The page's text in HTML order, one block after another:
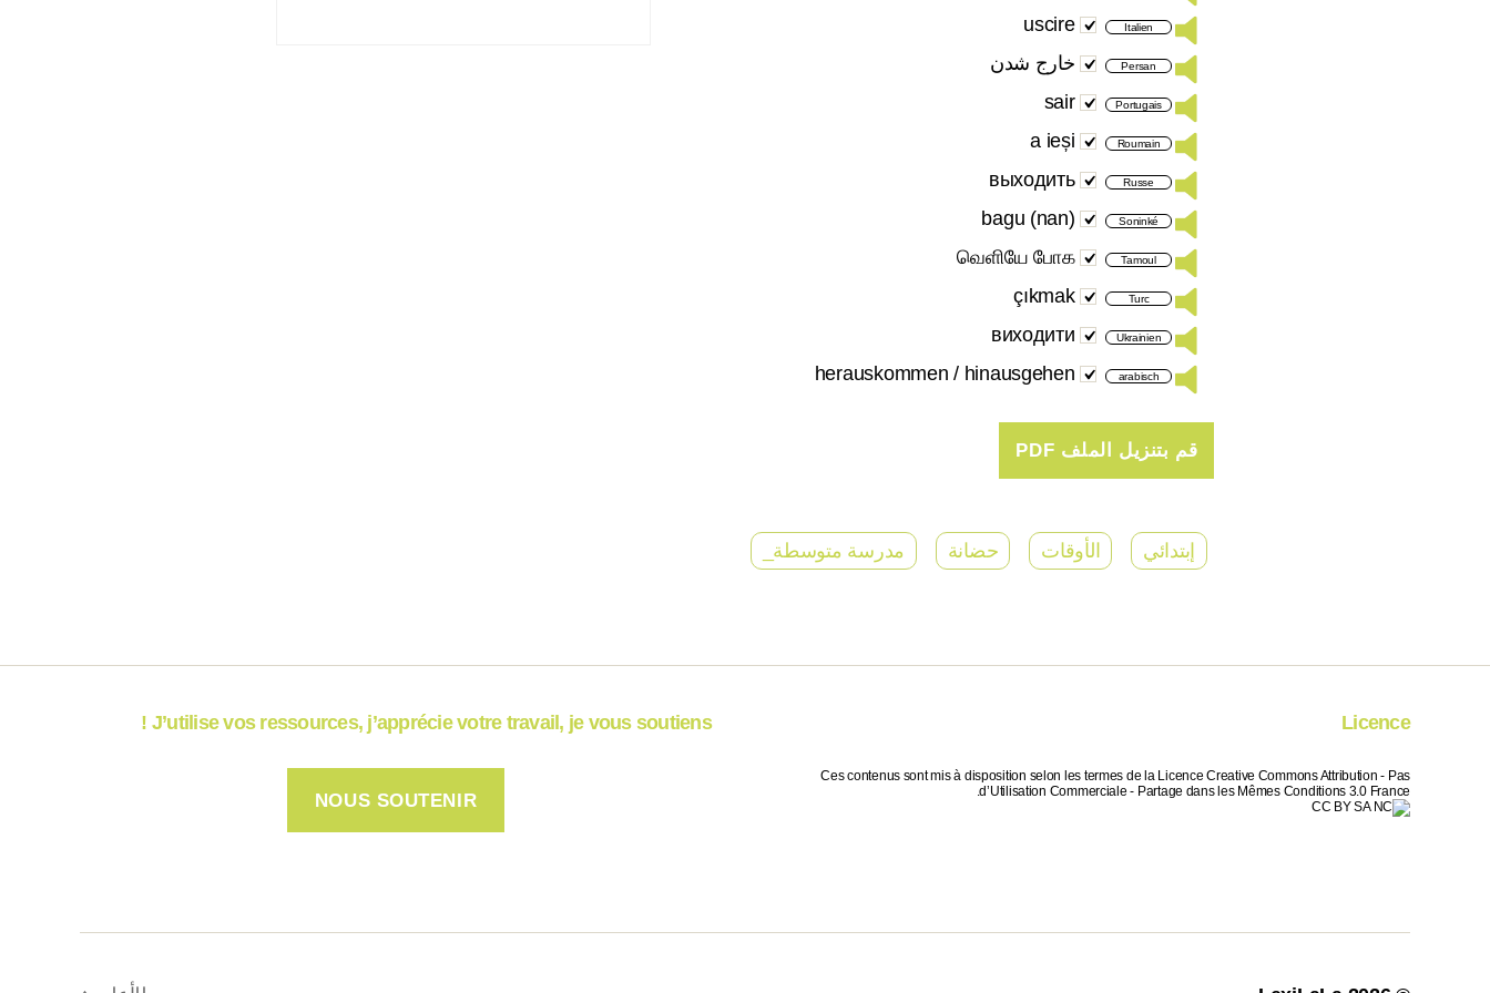
Italien
uscire
Persan خارج شدن
Portugais
sair
Roumain
a ieși
Russe
выходить
Soninké
(nan) bagu
Tamoul
வெளியே போக
Turc
çıkmak
Ukrainien
виходити
arabisch
herauskommen / hinausgehen
إبتدائي الأوقات حضانة مدرسة متوسطة_
Licence
Ces contenus sont mis à disposition selon les termes de la Licence Creative Commons Attribution - Pas
d’Utilisation Commerciale - Partage dans les Mêmes Conditions 3.0 France.
J’utilise vos ressources, j’apprécie votre travail, je vous soutiens !
NOUS SOUTENIR